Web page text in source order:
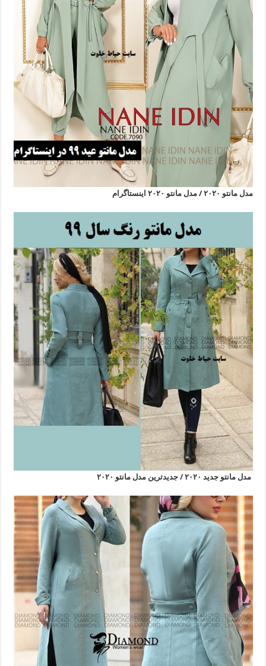
مدل مانتو ۲۰۲۰ / مدل مانتو ۲۰۲۰ اینستاگرام
مدل مانتو جدید ۲۰۲۰ / جدیدترین مدل مانتو ۲۰۲۰